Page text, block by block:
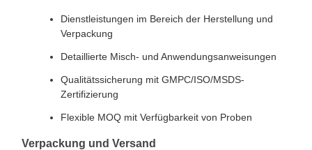
Dienstleistungen im Bereich der Herstellung und
Verpackung
Detaillierte Misch- und Anwendungsanweisungen
Qualitätssicherung mit GMPC/ISO/MSDS-
Zertifizierung
Flexible MOQ mit Verfügbarkeit von Proben
Verpackung und Versand